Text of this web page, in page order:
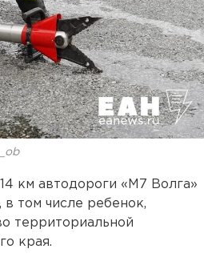
км автодороги «М7 Волга»
в том числе ребенок,
территориальной
края.